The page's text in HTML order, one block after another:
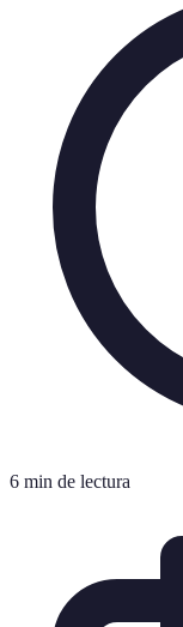
6 min de lectura